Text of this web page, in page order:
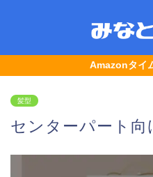
Amazonタイ
髪型
センターパート